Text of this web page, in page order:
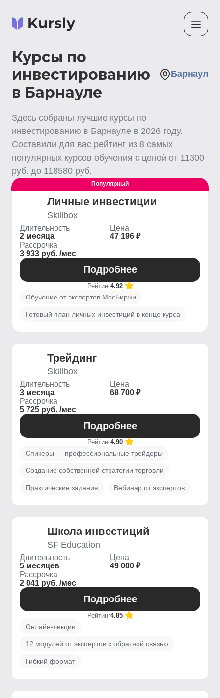
Курсы по
инвестированию
в Барнауле
Барнаул
Здесь собраны лучшие курсы по
инвестированию в Барнауле в 2026 году.
Составили для вас рейтинг из 8 самых
популярных курсов обучения с ценой от 11300
руб. до 118580 руб.
Популярный
Личные инвестиции
Skillbox
Длительность
2 месяца
Цена
47 196 ₽
Рассрочка
3 933 руб. /мес
Подробнее
Рейтинг4.92
Обучение от экспертов МосБиржи
Готовый план личных инвестиций в конце курса
Трейдинг
Skillbox
Длительность
3 месяца
Цена
68 700 ₽
Рассрочка
5 725 руб. /мес
Подробнее
Рейтинг4.90
Спикеры — профессиональные трейдеры
Создание собственной стратегии торговли
Практические задания Вебинар от экспертов
Школа инвестиций
SF Education
Длительность
5 месяцев
Цена
49 000 ₽
Рассрочка
2 041 руб. /мес
Подробнее
Рейтинг4.85
Онлайн-лекции
12 модулей от экспертов с обратной связью
Гибкий формат